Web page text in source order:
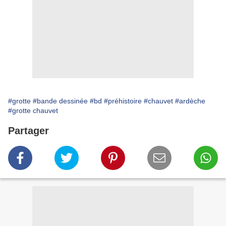
#grotte #bande dessinée #bd #préhistoire #chauvet #ardèche
#grotte chauvet
Partager